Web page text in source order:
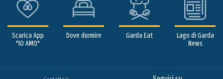
Scarica App
"IO AMO"
Dove dormire Garda Eat
Lago di Garda
News